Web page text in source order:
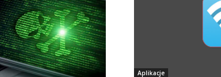
Aplikacje